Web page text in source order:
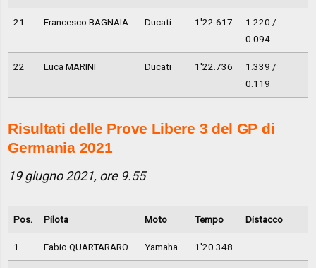
21 Francesco BAGNAIA Ducati 1'22.617
1.220 /
0.094
22 Luca MARINI Ducati 1'22.736
1.339 /
0.119
Risultati delle Prove Libere 3 del GP di
Germania 2021
19 giugno 2021, ore 9.55
Pos. Pilota Moto Tempo Distacco
1 Fabio QUARTARARO Yamaha 1'20.348